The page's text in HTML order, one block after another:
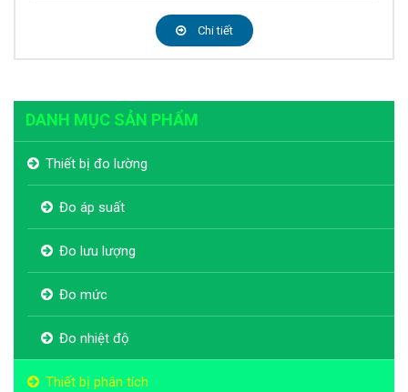
Chi tiết
DANH MỤC SẢN PHẨM
Thiết bị đo lường
Đo áp suất
Đo lưu lượng
Đo mức
Đo nhiệt độ
Thiết bị phân tích